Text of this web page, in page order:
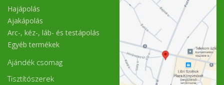
Hajápolás
Ajakápolás
Arc-, kéz-, láb- és testápolás
Egyéb termékek
Ajándék csomag
Tisztítószerek